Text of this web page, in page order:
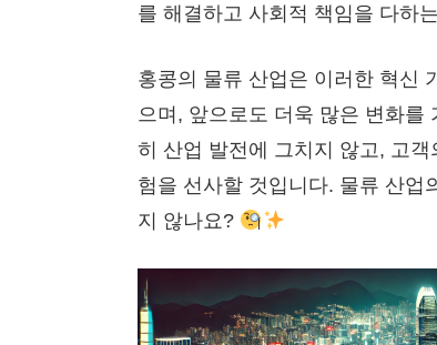
를 해결하고 사회적 책임을 다하
홍콩의 물류 산업은 이러한 혁신
으며, 앞으로도 더욱 많은 변화를
히 산업 발전에 그치지 않고, 고
험을 선사할 것입니다. 물류 산업
지 않나요?